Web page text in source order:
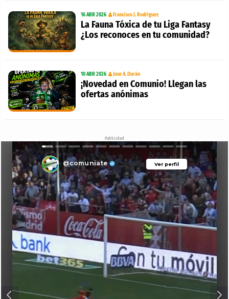
16 ABR 2026 Francisco J. Rodríguez
La Fauna Tóxica de tu Liga Fantasy
¿Los reconoces en tu comunidad?
10 ABR 2026 Jose A. Durán
¡Novedad en Comunio! Llegan las
ofertas anónimas
Publicidad
Ver perfil
@comuniate Ver perfil